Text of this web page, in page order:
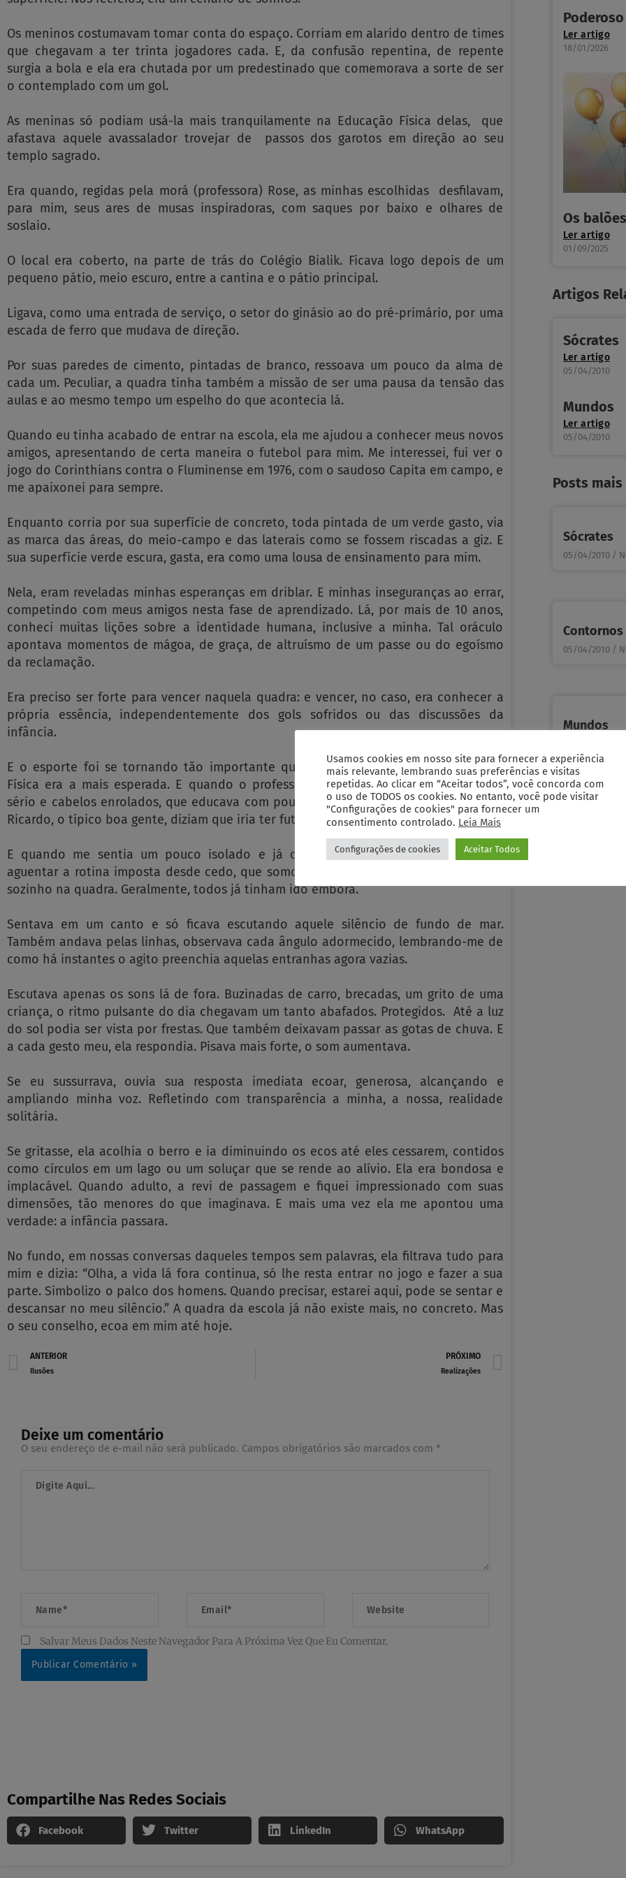
Os meninos costumavam tomar conta do espaço. Corriam em alarido dentro de times
que chegavam a ter trinta jogadores cada. E, da confusão repentina, de repente
surgia a bola e ela era chutada por um predestinado que comemorava a sorte de ser
o contemplado com um gol.
As meninas só podiam usá-la mais tranquilamente na Educação Física delas, que
afastava aquele avassalador trovejar de passos dos garotos em direção ao seu
templo sagrado.
Era quando, regidas pela morá (professora) Rose, as minhas escolhidas desfilavam,
para mim, seus ares de musas inspiradoras, com saques por baixo e olhares de
soslaio.
O local era coberto, na parte de trás do Colégio Bialik. Ficava logo depois de um
pequeno pátio, meio escuro, entre a cantina e o pátio principal.
Ligava, como uma entrada de serviço, o setor do ginásio ao do pré-primário, por uma
escada de ferro que mudava de direção.
Por suas paredes de cimento, pintadas de branco, ressoava um pouco da alma de
cada um. Peculiar, a quadra tinha também a missão de ser uma pausa da tensão das
aulas e ao mesmo tempo um espelho do que acontecia lá.
Quando eu tinha acabado de entrar na escola, ela me ajudou a conhecer meus novos
amigos, apresentando de certa maneira o futebol para mim. Me interessei, fui ver o
jogo do Corinthians contra o Fluminense em 1976, com o saudoso Capita em campo, e
me apaixonei para sempre.
Enquanto corria por sua superfície de concreto, toda pintada de um verde gasto, via
as marca das áreas, do meio-campo e das laterais como se fossem riscadas a giz. E
sua superfície verde escura, gasta, era como uma lousa de ensinamento para mim.
Nela, eram reveladas minhas esperanças em driblar. E minhas inseguranças ao errar,
competindo com meus amigos nesta fase de aprendizado. Lá, por mais de 10 anos,
conheci muitas lições sobre a identidade humana, inclusive a minha. Tal oráculo
apontava momentos de mágoa, de graça, de altruísmo de um passe ou do egoísmo
da reclamação.
Era preciso ser forte para vencer naquela quadra: e vencer, no caso, era conhecer a
própria essência, independentemente dos gols sofridos ou das discussões da
infância.
E o esporte foi se tornando tão importante que, a cada dia, a aula de Educação
Física era a mais esperada. E quando o professor Abelardo, um uruguaio de olhar
sério e cabelos enrolados, que educava com poucas palavras, e depois do professor
Ricardo, o típico boa gente, diziam que iria ter futebol, então…
E quando me sentia um pouco isolado e já cansado de ter de seguir regras e
aguentar a rotina imposta desde cedo, que somos obrigados a seguir, ousava entrar
sozinho na quadra. Geralmente, todos já tinham ido embora.
Sentava em um canto e só ficava escutando aquele silêncio de fundo de mar.
Também andava pelas linhas, observava cada ângulo adormecido, lembrando-me de
como há instantes o agito preenchia aquelas entranhas agora vazias.
Escutava apenas os sons lá de fora. Buzinadas de carro, brecadas, um grito de uma
criança, o ritmo pulsante do dia chegavam um tanto abafados. Protegidos. Até a luz
do sol podia ser vista por frestas. Que também deixavam passar as gotas de chuva. E
a cada gesto meu, ela respondia. Pisava mais forte, o som aumentava.
Se eu sussurrava, ouvia sua resposta imediata ecoar, generosa, alcançando e
ampliando minha voz. Refletindo com transparência a minha, a nossa, realidade
solitária.
Se gritasse, ela acolhia o berro e ia diminuindo os ecos até eles cessarem, contidos
como círculos em um lago ou um soluçar que se rende ao alívio. Ela era bondosa e
implacável. Quando adulto, a revi de passagem e fiquei impressionado com suas
dimensões, tão menores do que imaginava. E mais uma vez ela me apontou uma
verdade: a infância passara.
No fundo, em nossas conversas daqueles tempos sem palavras, ela filtrava tudo para
mim e dizia: “Olha, a vida lá fora continua, só lhe resta entrar no jogo e fazer a sua
parte. Simbolizo o palco dos homens. Quando precisar, estarei aqui, pode se sentar e
descansar no meu silêncio.” A quadra da escola já não existe mais, no concreto. Mas
o seu conselho, ecoa em mim até hoje.
Prev
ANTERIOR
Ilusões
PRÓXIMO
Realizações
Deixe um comentário
O seu endereço de e-mail não será publicado. Campos obrigatórios são marcados com *
Aqui...
Salvar Meus Dados Neste Navegador Para A Próxima Vez Que Eu Comentar.
Compartilhe Nas Redes Sociais
Facebook Twitter LinkedIn WhatsApp
Poderoso
Ler artigo
18/01/2026
Os balões
Ler artigo
01/09/2025
Artigos
Sócrates
Ler artigo
05/04/2010
Mundos
Ler artigo
05/04/2010
Posts
Sócrates
05/04/2010
Contornos
05/04/2010
Mundos
Usamos cookies em nosso site para fornecer a experiência
mais relevante, lembrando suas preferências e visitas
repetidas. Ao clicar em “Aceitar todos”, você concorda com
o uso de TODOS os cookies. No entanto, você pode visitar
"Configurações de cookies" para fornecer um
consentimento controlado. Leia Mais
Configurações de cookies Aceitar Todos